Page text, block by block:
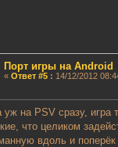
Порт игры на Android
« Ответ #5: 14/12/2012
уж на PSV сразу,
что целиком
вдоль и поперёк